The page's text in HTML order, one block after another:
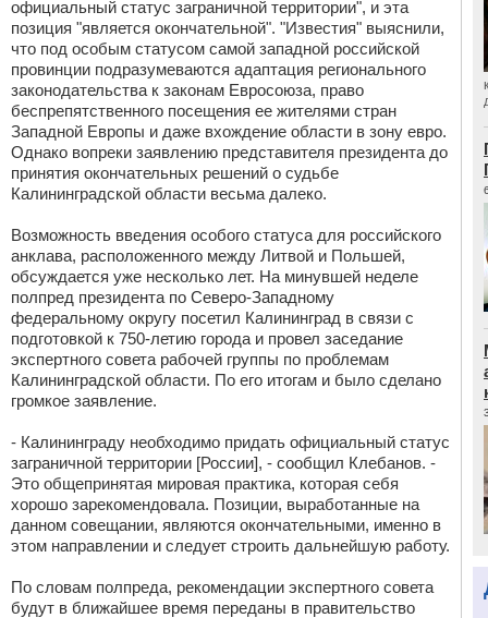
официальный статус заграничной территории", и эта
позиция "является окончательной". "Известия" выяснили,
что под особым статусом самой западной российской
провинции подразумеваются адаптация регионального
законодательства к законам Евросоюза, право
беспрепятственного посещения ее жителями стран
Западной Европы и даже вхождение области в зону евро.
Однако вопреки заявлению представителя президента до
принятия окончательных решений о судьбе
Калининградской области весьма далеко.
Возможность введения особого статуса для российского
анклава, расположенного между Литвой и Польшей,
обсуждается уже несколько лет. На минувшей неделе
полпред президента по Северо-Западному
федеральному округу посетил Калининград в связи с
подготовкой к 750-летию города и провел заседание
экспертного совета рабочей группы по проблемам
Калининградской области. По его итогам и было сделано
громкое заявление.
- Калининграду необходимо придать официальный статус
заграничной территории [России], - сообщил Клебанов. -
Это общепринятая мировая практика, которая себя
хорошо зарекомендовала. Позиции, выработанные на
данном совещании, являются окончательными, именно в
этом направлении и следует строить дальнейшую работу.
По словам полпреда, рекомендации экспертного совета
будут в ближайшее время переданы в правительство